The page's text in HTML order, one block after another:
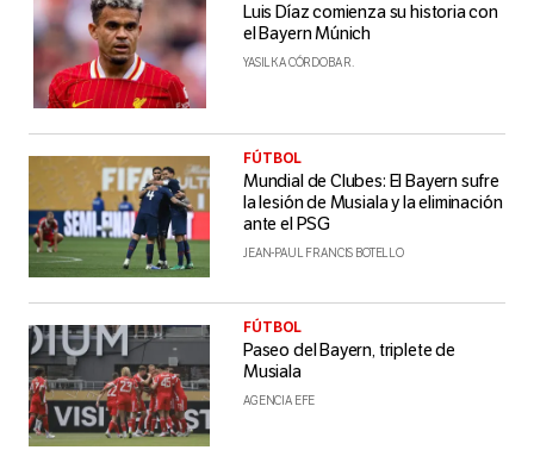
Luis Díaz comienza su historia con
el Bayern Múnich
YASILKA CÓRDOBA R.
FÚTBOL
Mundial de Clubes: El Bayern sufre
la lesión de Musiala y la eliminación
ante el PSG
JEAN-PAUL FRANCIS BOTELLO
FÚTBOL
Paseo del Bayern, triplete de
Musiala
AGENCIA EFE